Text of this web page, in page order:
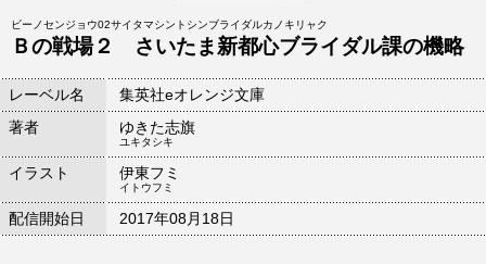
ビーノセンジョウ02サイタマシントシンブライダルカノキリャク
Ｂの戦場２ さいたま新都心ブライダル課の機略
レーベル名
集英社eオレンジ文庫
著者
ゆきた志旗
ユキタシキ
イラスト 伊東フミ
イトウフミ
配信開始日 2017年08月18日